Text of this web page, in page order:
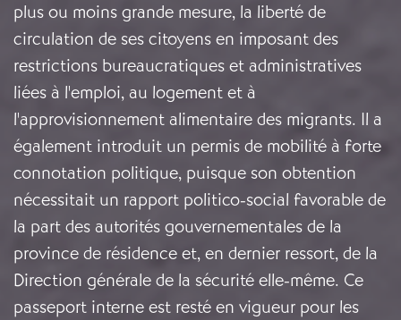
plus ou moins grande mesure, la liberté de
circulation de ses citoyens en imposant des
restrictions bureaucratiques et administratives
liées à l'emploi, au logement et à
l'approvisionnement alimentaire des migrants. Il a
également introduit un permis de mobilité à forte
connotation politique, puisque son obtention
nécessitait un rapport politico-social favorable de
la part des autorités gouvernementales de la
province de résidence et, en dernier ressort, de la
Direction générale de la sécurité elle-même. Ce
passeport interne est resté en vigueur pour les